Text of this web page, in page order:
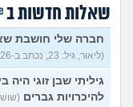
(לחם ושעשועים, בן 36)
כשרבתי עם בת הזוג
דחפתי אותה מתוך
להתמודד?
(אלכס,
40)
איך להסביר לה
להיפרד?
(עידן, בן 27)
שאלות חדשות ב
חברה שלי חושבת
(ליאור, גיל: 23, נכתב ב-05/08/26 16:22)
גיליתי שבן זוגי היה
להיכרויות גברים (שושנה, בת 37,